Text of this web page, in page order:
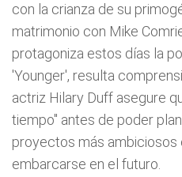
con la crianza de su
matrimonio con Mike
protagoniza estos días la
'Younger', resulta
actriz Hilary Duff asegure
tiempo" antes de poder
proyectos más ambiciosos
embarcarse en el futuro.